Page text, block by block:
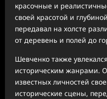
красочные и
своей красотой и
передавал на холсте
от деревень и полей до
Шевченко также
историческим жанрами.
известных личностей
исторические сцены,